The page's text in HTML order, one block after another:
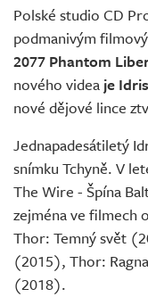
Polské studio CD
podmanivým
2077 Phantom
nového videa je
nové dějové lince
Jednapadesátiletý
snímku Tchyně. V
The Wire - Špína
zejména ve
Thor: Temný svět
(2015), Thor:
(2018).